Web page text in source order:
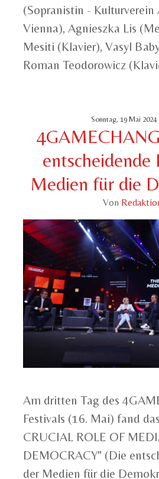
(Sopranistin - Kulturverein
Vienna), Agnieszka Lis
Mesiti (Klavier), Vasyl
Roman Teodorowicz
Sonntag, 19 Mai 2024
entscheidende
Medien für die
Von
Am dritten Tag des
Festivals (16. Mai) fand
CRUCIAL ROLE OF
DEMOCRACY" (Die
der Medien für die